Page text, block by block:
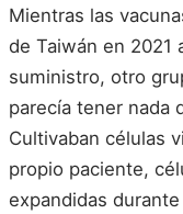
Mientras las
de Taiwán en 2021
suministro, otro
parecía tener nada
Cultivaban células
propio paciente,
expandidas